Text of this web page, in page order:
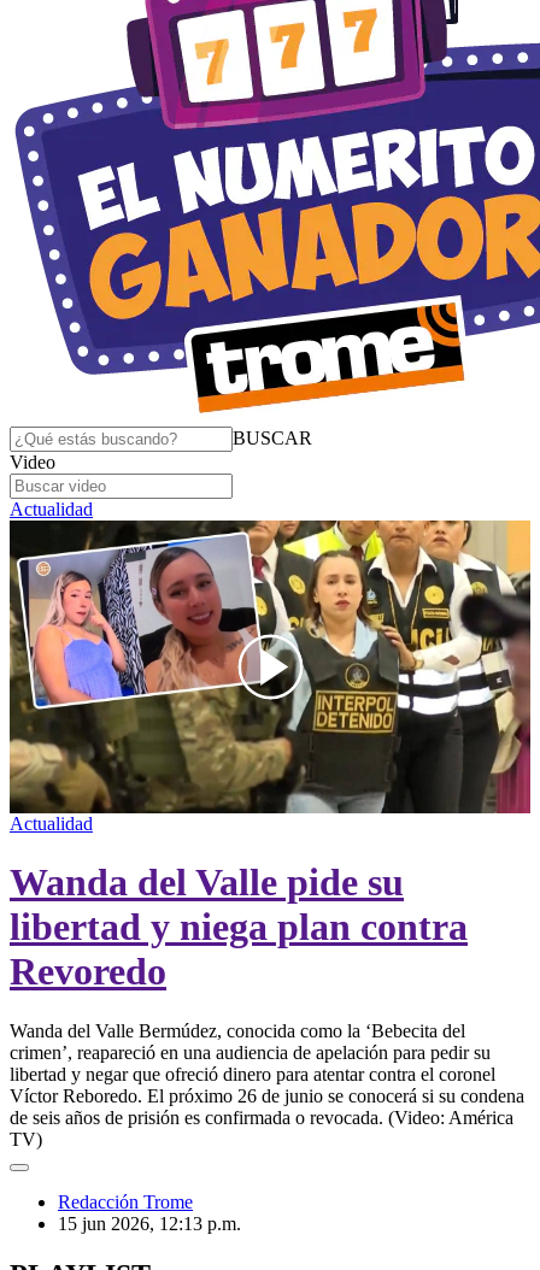
BUSCAR
Video
Actualidad
00:00 02:26
Actualidad
Wanda del Valle pide su
libertad y niega plan contra
Revoredo
Wanda del Valle Bermúdez, conocida como la ‘Bebecita del
crimen’, reapareció en una audiencia de apelación para pedir su
libertad y negar que ofreció dinero para atentar contra el coronel
Víctor Reboredo. El próximo 26 de junio se conocerá si su condena
de seis años de prisión es confirmada o revocada. (Video: América
TV)
Redacción Trome
15 jun 2026, 12:13 p.m.